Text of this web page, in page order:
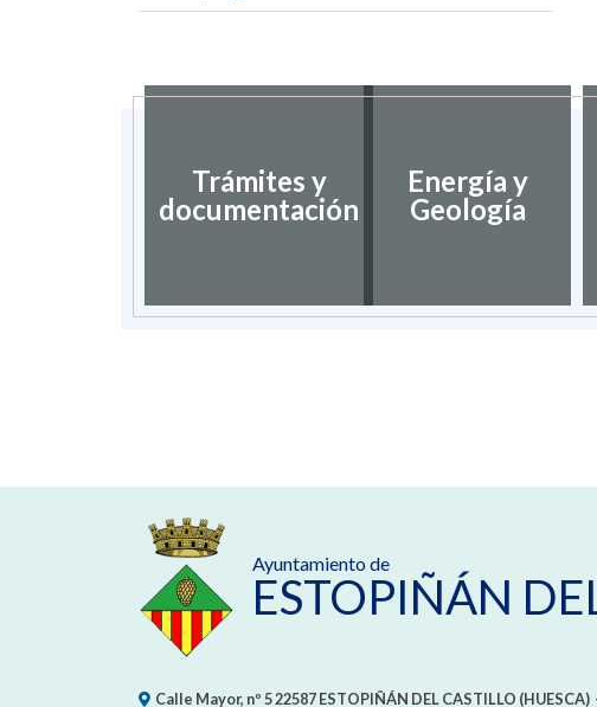
Trámites y
documentación
Energía y
Geología
Ayuntamiento de
ESTOPIÑÁN
Calle Mayor, nº 522587ESTOPIÑÁN DEL CASTILLO (HUESCA)